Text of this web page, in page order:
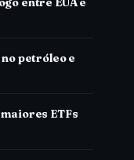
petróleo e
ETFs